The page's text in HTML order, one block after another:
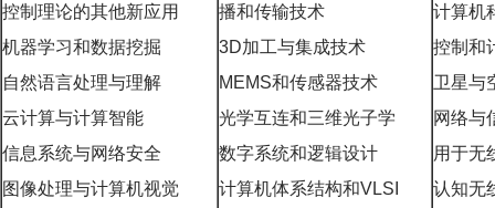
控制理论的其他新应用
机器学习和数据挖掘
自然语言处理与理解
云计算与计算智能
信息系统与网络安全
图像处理与计算机视觉
播和传输技术
3D加工与集成技术
MEMS和传感器技术
光学互连和三维光子学
数字系统和逻辑设计
计算机体系结构和VLSI
计算机
控制和
卫星与
网络与
用于无
认知无